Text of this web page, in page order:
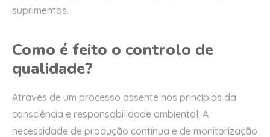
suprimentos.
Como é feito o controlo de
qualidade?
Através de um processo assente nos princípios da
consciência e responsabilidade ambiental. A
necessidade de produção contínua e de monitorização